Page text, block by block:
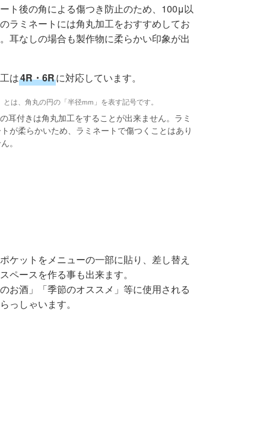
ト後の角による傷つき防止のため、100μ以
ラミネートには角丸加工をおすすめしてお
耳なしの場合も製作物に柔らかい印象が出
は4R・6Rに対応しています。
とは、角丸の円の「半径mm」を表す記号です。
耳付きは角丸加工をすることが出来ません。ラミ
が柔らかいため、ラミネートで傷つくことはあり
。
ケットをメニューの一部に貼り、差し替え
ペースを作る事も出来ます。
お酒」「季節のオススメ」等に使用される
っしゃいます。